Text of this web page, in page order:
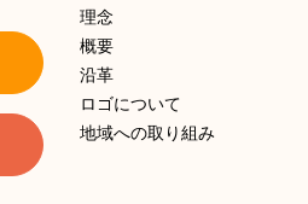
理念
概要
沿革
ロゴについて
地域への取り組み